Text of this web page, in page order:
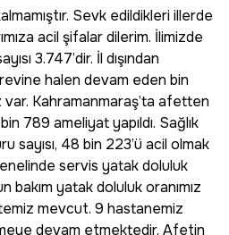
Sevk edildikleri illerde
acil şifalar dilerim. İlimizde
3.747’dir. İl dışından
halen devam eden bin
var. Kahramanmaraş’ta afetten
789 ameliyat yapıldı. Sağlık
sayısı, 48 bin 223’ü acil olmak
servis yatak doluluk
bakım yatak doluluk oranımız
mevcut. 9 hastanemiz
devam etmektedir. Afetin